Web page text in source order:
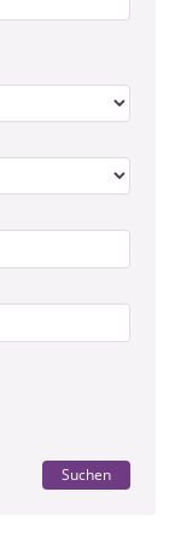
Suchen